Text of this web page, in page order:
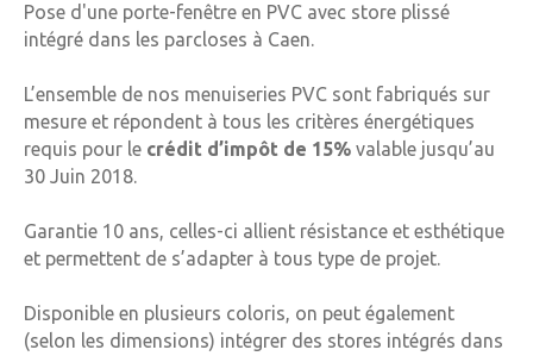
Pose d'une porte-fenêtre en PVC avec store plissé
intégré dans les parcloses à Caen.
L’ensemble de nos menuiseries PVC sont fabriqués sur
mesure et répondent à tous les critères énergétiques
requis pour le crédit d’impôt de 15% valable jusqu’au
30 Juin 2018.
Garantie 10 ans, celles-ci allient résistance et esthétique
et permettent de s’adapter à tous type de projet.
Disponible en plusieurs coloris, on peut également
(selon les dimensions) intégrer des stores intégrés dans